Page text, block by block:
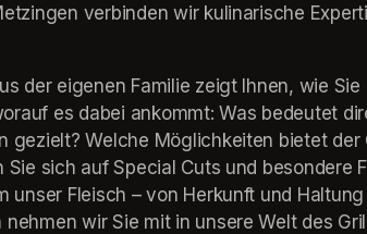
verbinden wir kulinarische
der eigenen Familie zeigt Ihnen, wie
es dabei ankommt: Was bedeutet
gezielt? Welche Möglichkeiten bietet der
Sie sich auf Special Cuts und besondere
unser Fleisch – von Herkunft und
wir Sie mit in unsere Welt des